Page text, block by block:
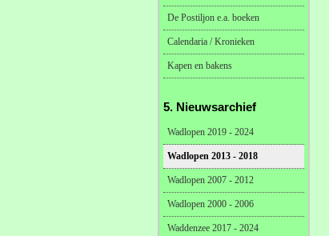
De Postiljon e.a. boeken
Calendaria / Kronieken
Kapen en bakens
5. Nieuwsarchief
Wadlopen 2019 - 2024
Wadlopen 2013 - 2018
Wadlopen 2007 - 2012
Wadlopen 2000 - 2006
Waddenzee 2017 - 2024